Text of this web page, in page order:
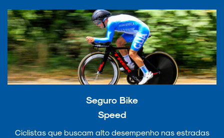
Seguro Bike
Speed
Ciclistas que buscam alto desempenho nas estradas